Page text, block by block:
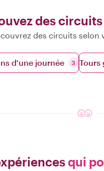
des circuits
des circuits selon
d'une journée 3 Tours
qui